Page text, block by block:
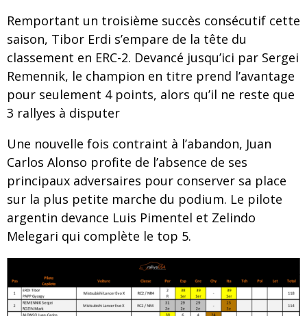
Remportant un troisième succès consécutif cette
saison, Tibor Erdi s’empare de la tête du
classement en ERC-2. Devancé jusqu’ici par Sergei
Remennik, le champion en titre prend l’avantage
pour seulement 4 points, alors qu’il ne reste que
3 rallyes à disputer
Une nouvelle fois contraint à l’abandon, Juan
Carlos Alonso profite de l’absence de ses
principaux adversaires pour conserver sa place
sur la plus petite marche du podium. Le pilote
argentin devance Luis Pimentel et Zelindo
Melegari qui complète le top 5.